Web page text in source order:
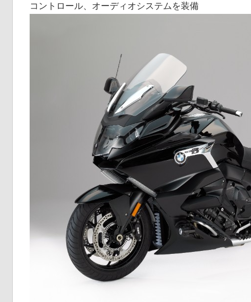
コントロール、オーディオシステムを装備